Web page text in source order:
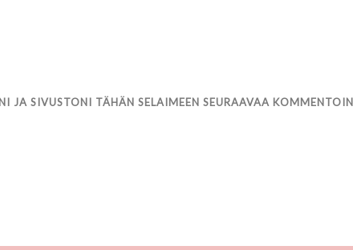
JA SIVUSTONI TÄHÄN SELAIMEEN SEURAAVAA